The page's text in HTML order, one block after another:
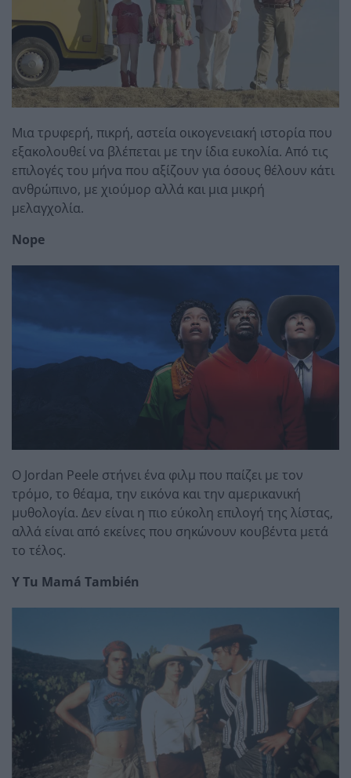
Μια τρυφερή, πικρή, αστεία οικογενειακή ιστορία που
εξακολουθεί να βλέπεται με την ίδια ευκολία. Από τις
επιλογές του μήνα που αξίζουν για όσους θέλουν κάτι
ανθρώπινο, με χιούμορ αλλά και μια μικρή
μελαγχολία.
Nope
Ο Jordan Peele στήνει ένα φιλμ που παίζει με τον
τρόμο, το θέαμα, την εικόνα και την αμερικανική
μυθολογία. Δεν είναι η πιο εύκολη επιλογή της λίστας,
αλλά είναι από εκείνες που σηκώνουν κουβέντα μετά
το τέλος.
Y Tu Mamá También